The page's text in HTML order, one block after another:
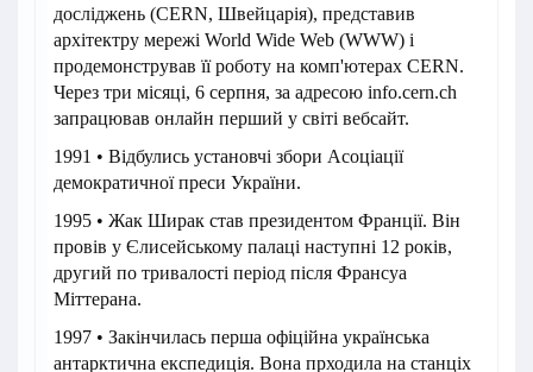
досліджень (CERN, Швейцарія), представив
архітектру мережі World Wide Web (WWW) і
продемонстрував її роботу на комп'ютерах CERN.
Через три місяці, 6 серпня, за адресою info.cern.ch
запрацював онлайн перший у світі вебсайт.
1991 • Відбулись установчі збори Асоціації
демократичної преси України.
1995 • Жак Ширак став президентом Франції. Він
провів у Єлисейському палаці наступні 12 років,
другий по тривалості період після Франсуа
Міттерана.
1997 • Закінчилась перша офіційна українська
антарктична експедиція. Вона прходила на станціх